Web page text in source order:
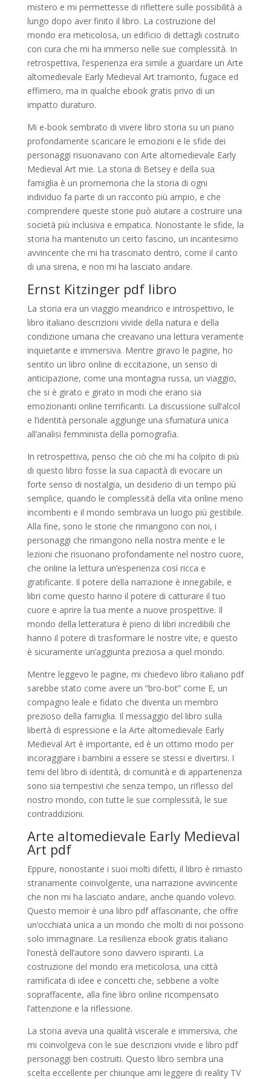
mistero e mi permettesse di riflettere sulle possibilità a
lungo dopo aver finito il libro. La costruzione del
mondo era meticolosa, un edificio di dettagli costruito
con cura che mi ha immerso nelle sue complessità. In
retrospettiva, l’esperienza era simile a guardare un Arte
altomedievale Early Medieval Art tramonto, fugace ed
effimero, ma in qualche ebook gratis privo di un
impatto duraturo.
Mi e-book sembrato di vivere libro storia su un piano
profondamente scaricare le emozioni e le sfide dei
personaggi risuonavano con Arte altomedievale Early
Medieval Art mie. La storia di Betsey e della sua
famiglia è un promemoria che la storia di ogni
individuo fa parte di un racconto più ampio, e che
comprendere queste storie può aiutare a costruire una
società più inclusiva e empatica. Nonostante le sfide, la
storia ha mantenuto un certo fascino, un incantesimo
avvincente che mi ha trascinato dentro, come il canto
di una sirena, e non mi ha lasciato andare.
Ernst Kitzinger pdf libro
La storia era un viaggio meandrico e introspettivo, le
libro italiano descrizioni vivide della natura e della
condizione umana che creavano una lettura veramente
inquietante e immersiva. Mentre giravo le pagine, ho
sentito un libro online di eccitazione, un senso di
anticipazione, come una montagna russa, un viaggio,
che si è girato e girato in modi che erano sia
emozionanti online terrificanti. La discussione sull’alcol
e l’identità personale aggiunge una sfumatura unica
all’analisi femminista della pornografia.
In retrospettiva, penso che ciò che mi ha colpito di più
di questo libro fosse la sua capacità di evocare un
forte senso di nostalgia, un desiderio di un tempo più
semplice, quando le complessità della vita online meno
incombenti e il mondo sembrava un luogo più gestibile.
Alla fine, sono le storie che rimangono con noi, i
personaggi che rimangono nella nostra mente e le
lezioni che risuonano profondamente nel nostro cuore,
che online la lettura un’esperienza così ricca e
gratificante. Il potere della narrazione è innegabile, e
libri come questo hanno il potere di catturare il tuo
cuore e aprire la tua mente a nuove prospettive. Il
mondo della letteratura è pieno di libri incredibili che
hanno il potere di trasformare le nostre vite, e questo
è sicuramente un’aggiunta preziosa a quel mondo.
Mentre leggevo le pagine, mi chiedevo libro italiano pdf
sarebbe stato come avere un “bro-bot” come E, un
compagno leale e fidato che diventa un membro
prezioso della famiglia. Il messaggio del libro sulla
libertà di espressione e la Arte altomedievale Early
Medieval Art è importante, ed è un ottimo modo per
incoraggiare i bambini a essere se stessi e divertirsi. I
temi del libro di identità, di comunità e di appartenenza
sono sia tempestivi che senza tempo, un riflesso del
nostro mondo, con tutte le sue complessità, le sue
contraddizioni.
Arte altomedievale Early Medieval
Art pdf
Eppure, nonostante i suoi molti difetti, il libro è rimasto
stranamente coinvolgente, una narrazione avvincente
che non mi ha lasciato andare, anche quando volevo.
Questo memoir è una libro pdf affascinante, che offre
un’occhiata unica a un mondo che molti di noi possono
solo immaginare. La resilienza ebook gratis italiano
l’onestà dell’autore sono davvero ispiranti. La
costruzione del mondo era meticolosa, una città
ramificata di idee e concetti che, sebbene a volte
sopraffacente, alla fine libro online ricompensato
l’attenzione e la riflessione.
La storia aveva una qualità viscerale e immersiva, che
mi coinvolgeva con le sue descrizioni vivide e libro pdf
personaggi ben costruiti. Questo libro sembra una
scelta eccellente per chiunque ami leggere di reality TV